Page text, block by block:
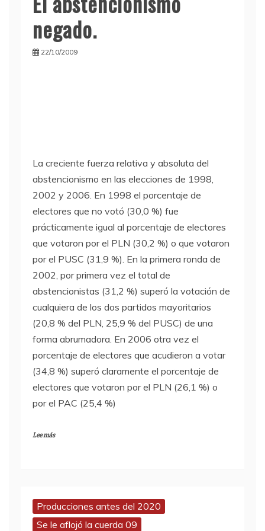
negado.
22/10/2009
La creciente fuerza relativa y absoluta del
abstencionismo en las elecciones de 1998,
2002 y 2006. En 1998 el porcentaje de
electores que no votó (30,0 %) fue
prácticamente igual al porcentaje de electores
que votaron por el PLN (30,2 %) o que votaron
por el PUSC (31,9 %). En la primera ronda de
2002, por primera vez el total de
abstencionistas (31,2 %) superó la votación de
cualquiera de los dos partidos mayoritarios
(20,8 % del PLN, 25,9 % del PUSC) de una
forma abrumadora. En 2006 otra vez el
porcentaje de electores que acudieron a votar
(34,8 %) superó claramente el porcentaje de
electores que votaron por el PLN (26,1 %) o
por el PAC (25,4 %)
Lee más
Producciones antes del 2020
Se le aflojó la cuerda 09